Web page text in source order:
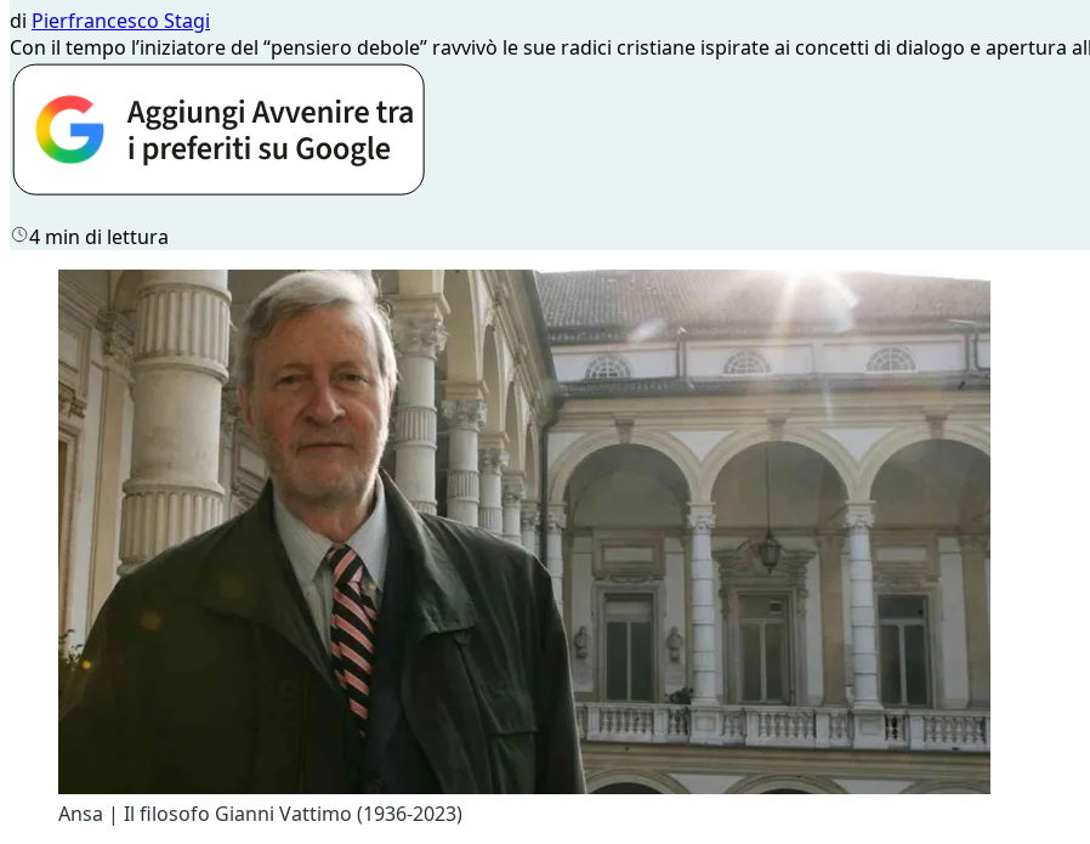
di Pierfrancesco Stagi
Con il tempo l’iniziatore del “pensiero debole” ravvivò le sue radici cristiane ispirate ai concetti di dialogo e apertura
4 min di lettura
Ansa | Il filosofo Gianni Vattimo (1936-2023)